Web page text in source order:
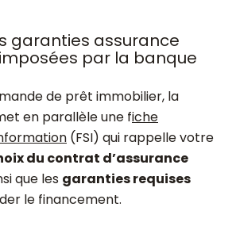
garanties assurance
par la banque
de prêt immobilier, la
en parallèle une fiche
(FSI) qui rappelle votre
du contrat d’assurance
que les garanties requises
le financement.